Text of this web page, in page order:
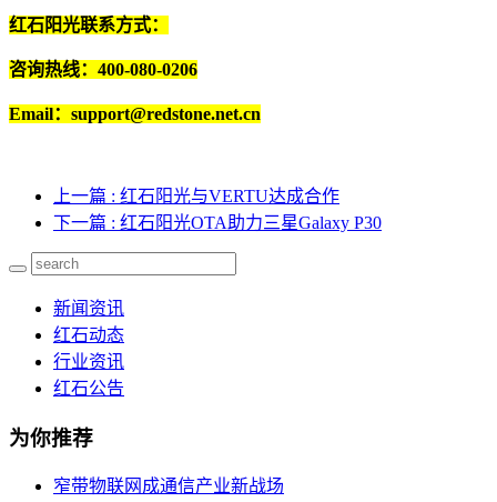
红石阳光联系方式：
咨询热线：400-080-0206
Email：support@redstone.net.cn
上一篇 : 红石阳光与VERTU达成合作
下一篇 : 红石阳光OTA助力三星Galaxy P30
新闻资讯
红石动态
行业资讯
红石公告
为你推荐
窄带物联网成通信产业新战场